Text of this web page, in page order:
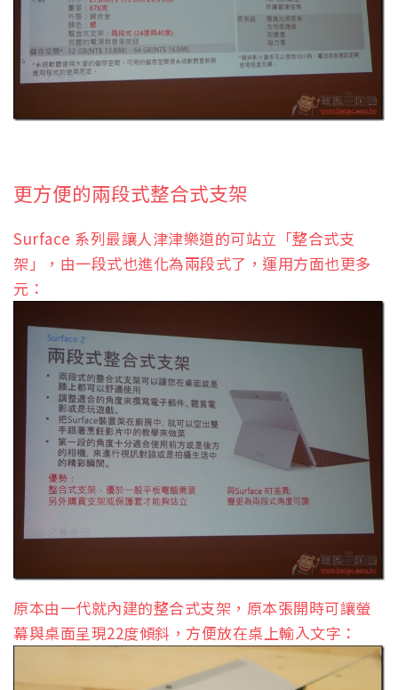
更方便的兩段式整合式支架
Surface 系列最讓人津津樂道的可站立「整合式支
架」，由一段式也進化為兩段式了，運用方面也更多
元：
原本由一代就內建的整合式支架，原本張開時可讓螢
幕與桌面呈現22度傾斜，方便放在桌上輸入文字：